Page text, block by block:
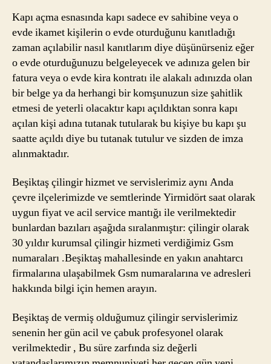
Kapı açma esnasında kapı sadece ev sahibine veya o
evde ikamet kişilerin o evde oturduğunu kanıtladığı
zaman açılabilir nasıl kanıtlarım diye düşünürseniz eğer
o evde oturduğunuzu belgeleyecek ve adınıza gelen bir
fatura veya o evde kira kontratı ile alakalı adınızda olan
bir belge ya da herhangi bir komşunuzun size şahitlik
etmesi de yeterli olacaktır kapı açıldıktan sonra kapı
açılan kişi adına tutanak tutularak bu kişiye bu kapı şu
saatte açıldı diye bu tutanak tutulur ve sizden de imza
alınmaktadır.
Beşiktaş çilingir hizmet ve servislerimiz aynı Anda
çevre ilçelerimizde ve semtlerinde Yirmidört saat olarak
uygun fiyat ve acil service mantığı ile verilmektedir
bunlardan bazıları aşağıda sıralanmıştır: çilingir olarak
30 yıldır kurumsal çilingir hizmeti verdiğimiz Gsm
numaraları .Beşiktaş mahallesinde en yakın anahtarcı
firmalarına ulaşabilmek Gsm numaralarına ve adresleri
hakkında bilgi için hemen arayın.
Beşiktaş de vermiş olduğumuz çilingir servislerimiz
senenin her gün acil ve çabuk profesyonel olarak
verilmektedir , Bu süre zarfında siz değerli